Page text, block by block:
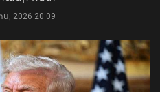
2026 20:09